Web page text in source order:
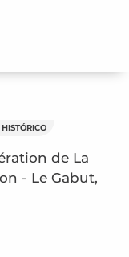
HISTÓRICO
de La
- Le Gabut,